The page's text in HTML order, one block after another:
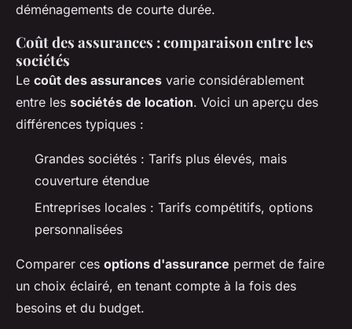
déménagements de courte durée.
Coût des assurances : comparaison entre les
sociétés
Le coût des assurances varie considérablement
entre les sociétés de location. Voici un aperçu des
différences typiques :
Grandes sociétés : Tarifs plus élevés, mais
couverture étendue
Entreprises locales : Tarifs compétitifs, options
personnalisées
Comparer ces options d'assurance permet de faire
un choix éclairé, en tenant compte à la fois des
besoins et du budget.